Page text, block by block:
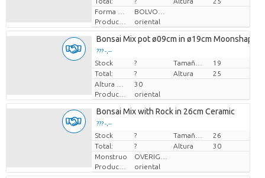
Productor
oriental
Bonsai Mix pot ø09cm in ø19cm Moonshape
??? -,--
Precio por pieza
Stock ?
19
Total:
? Altura
25
30
Productor
oriental
Bonsai Mix with Rock in 26cm Ceramic
??? -,--
Precio por pieza
Stock ?
26
Total:
? Altura
30
Monstruo
Productor
oriental